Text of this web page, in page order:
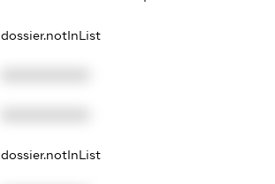
dossier.notInList
dossier.notInList